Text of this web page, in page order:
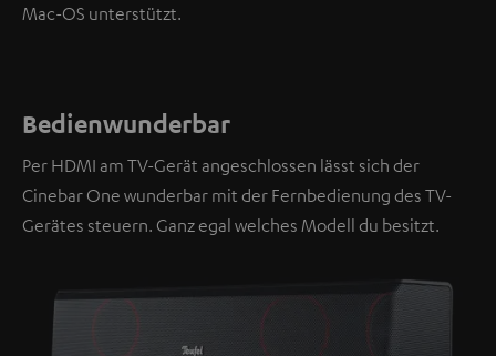
Mac-OS unterstützt.
Bedienwunderbar
Per HDMI am TV-Gerät angeschlossen lässt sich der
Cinebar One wunderbar mit der Fernbedienung des TV-
Gerätes steuern. Ganz egal welches Modell du besitzt.